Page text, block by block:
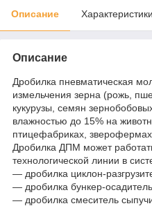
Описание Характеристики
Описание
Дробилка пневматическая
измельчения зерна (рожь,
кукурузы, семян
влажностью до 15% на
птицефабриках, зверофермах
Дробилка ДПМ может
технологической линии в
— дробилка циклон-
— дробилка бункер-
— дробилка смеситель